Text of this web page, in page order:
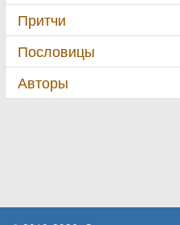
Притчи
Пословицы
Авторы